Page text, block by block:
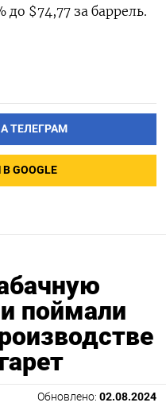
$74,77 за баррель.
ТЕЛЕГРАМ
GOOGLE
поймали
Обновлено: 02.08.2024